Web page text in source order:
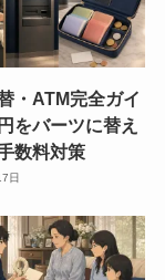
・ATM完全ガイ
をバーツに替え
数料対策
日